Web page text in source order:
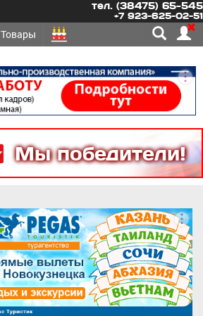
тел. (38475) 65-545
+7 923-625-02-51
Товары
Мы победители!